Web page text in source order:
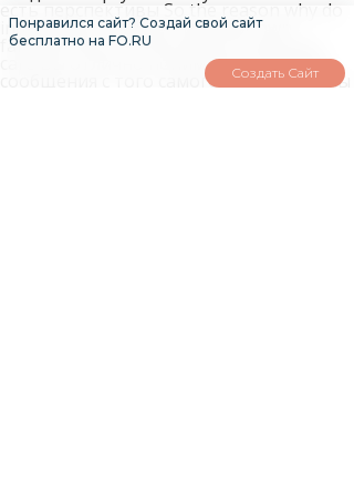
Понравился сайт? Создай свой сайт
бесплатно на FO.RU
Создать Сайт